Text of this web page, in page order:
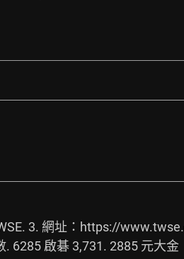
3. 網址： https://
6285 啟碁 3,731. 2885 元大金